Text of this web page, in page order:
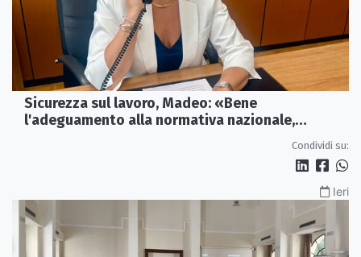
Sicurezza sul lavoro, Madeo: «Bene
l'adeguamento alla normativa nazionale,
Condividi su:
Ieri